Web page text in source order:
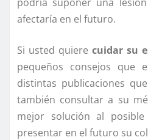
afectaría en el futuro.
Si usted quiere cuidar su
pequeños consejos que
distintas publicaciones
también consultar a su
mejor solución al
presentar en el futuro su